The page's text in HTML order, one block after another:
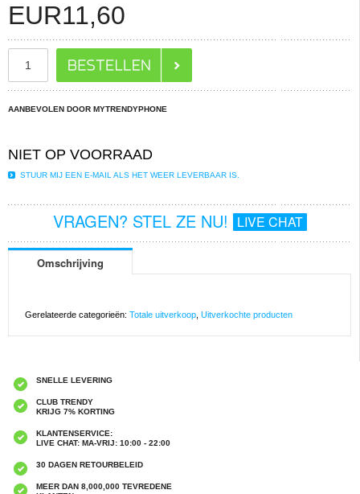
EUR11,60
AANBEVOLEN DOOR MYTRENDYPHONE
NIET OP VOORRAAD
STUUR MIJ EEN E-MAIL ALS HET WEER LEVERBAAR IS.
VRAGEN? STEL ZE NU! LIVE CHAT
Omschrijving
Gerelateerde categorieën: Totale uitverkoop Uitverkochte producten
SNELLE LEVERING
CLUB TRENDY
KRIJG 7% KORTING
KLANTENSERVICE:
LIVE CHAT: MA-VRIJ: 10:00 - 22:00
30 DAGEN RETOURBELEID
MEER DAN 8,000,000 TEVREDENE